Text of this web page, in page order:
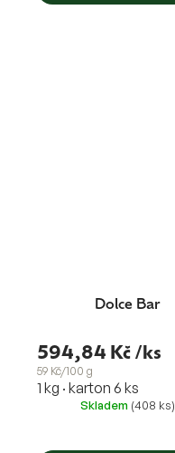
Dolce Bar
594,84 Kč /ks
59 Kč/100 g
1 kg · karton 6 ks
Skladem (408 ks)